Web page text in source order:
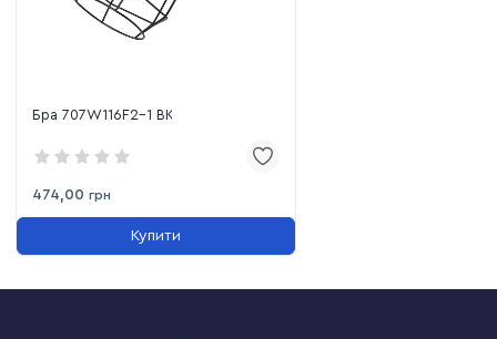
Бра 707W116F2-1 BK
474,00 грн
Купити